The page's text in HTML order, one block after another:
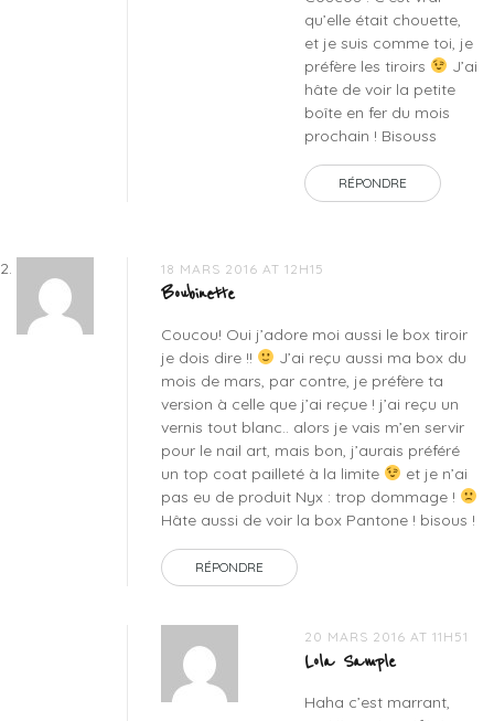
qu’elle était chouette,
et je suis comme toi, je
préfère les tiroirs
J’ai
hâte de voir la petite
boîte en fer du mois
prochain ! Bisouss
RÉPONDRE
18 MARS 2016 AT 12H15
Boubinette
Coucou! Oui j’adore moi aussi le box tiroir
je dois dire !!
J’ai reçu aussi ma box du
mois de mars, par contre, je préfère ta
version à celle que j’ai reçue ! j’ai reçu un
vernis tout blanc.. alors je vais m’en servir
pour le nail art, mais bon, j’aurais préféré
un top coat pailleté à la limite
et je n’ai
pas eu de produit Nyx : trop dommage !
Hâte aussi de voir la box Pantone ! bisous !
RÉPONDRE
20 MARS 2016 AT 11H51
Lola Sample
Haha c’est marrant,